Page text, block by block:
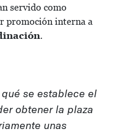
servido como
promoción interna a
.
se establece el
obtener la plaza
unas